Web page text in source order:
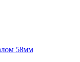
58мм